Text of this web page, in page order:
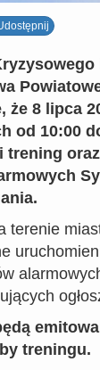
że 8 lipca
od 10:00
trening
terenie
treningu.